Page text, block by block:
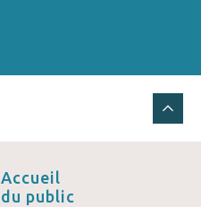
Accueil
du public